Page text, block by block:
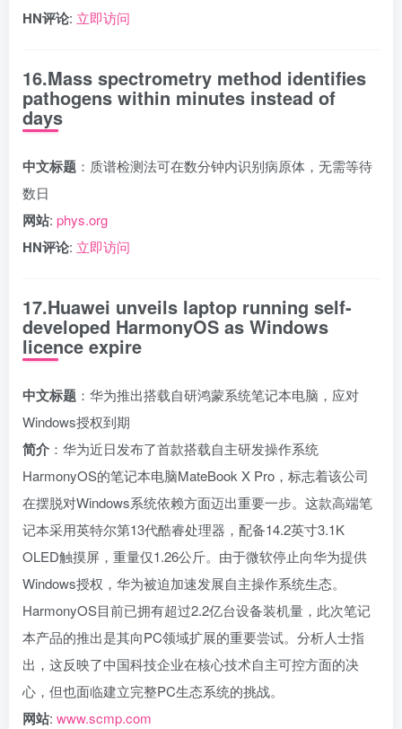
HN评论: 立即访问
16.Mass spectrometry method identifies
pathogens within minutes instead of
days
中文标题 ：质谱检测法可在数分钟内识别病原体，无需等待
数日
网站: phys.org
HN评论: 立即访问
17.Huawei unveils laptop running self-
developed HarmonyOS as Windows
licence expire
中文标题 ：华为推出搭载自研鸿蒙系统笔记本电脑，应对
Windows授权到期
简介 ：华为近日发布了首款搭载自主研发操作系统
HarmonyOS的笔记本电脑MateBook X Pro，标志着该公司
在摆脱对Windows系统依赖方面迈出重要一步。这款高端笔
记本采用英特尔第13代酷睿处理器，配备14.2英寸3.1K
OLED触摸屏，重量仅1.26公斤。由于微软停止向华为提供
Windows授权，华为被迫加速发展自主操作系统生态。
HarmonyOS目前已拥有超过2.2亿台设备装机量，此次笔记
本产品的推出是其向PC领域扩展的重要尝试。分析人士指
出，这反映了中国科技企业在核心技术自主可控方面的决
心，但也面临建立完整PC生态系统的挑战。
网站: www.scmp.com